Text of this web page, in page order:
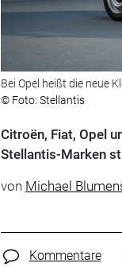
Bei Opel heißt die neue
© Foto: Stellantis
Citroën, Fiat, Opel
Stellantis-Marken
von Michael
Kommentare